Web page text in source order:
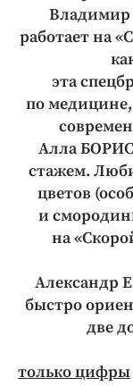
работает на
эта
по
Алла
стажем.
цветов
и
на
Александр
быстро
две
только цифры